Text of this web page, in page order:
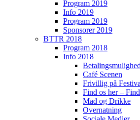
Program 2019
Info 2019
Program 2019
Sponsorer 2019
BTTR 2018
Program 2018
Info 2018
Café Scenen
Frivillig på
Find os her –
Mad og Drikke
Overnatning